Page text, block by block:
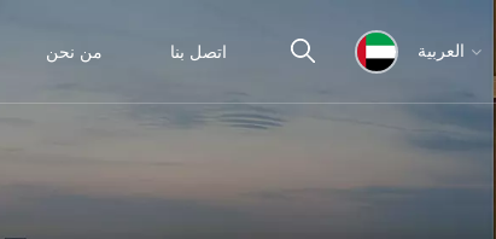
من نحن اتصل بنا العربية